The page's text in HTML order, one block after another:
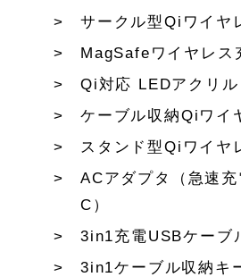
サークル型Qiワイヤ
MagSafeワイヤレス
Qi対応 LEDアクリ
ケーブル収納Qiワイ
スタンド型Qiワイヤ
ACアダプタ（急速
C）
3in1充電USBケーブ
3in1ケーブル収納キ